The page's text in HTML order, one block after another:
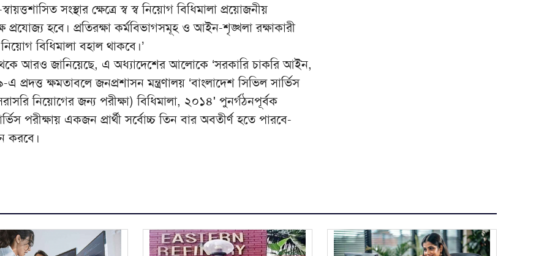
সংস্থার ক্ষেত্রে স্ব স্ব নিয়োগ বিধিমালা প্রয়োজনীয়
হবে। প্রতিরক্ষা কর্মবিভাগসমূহ ও আইন-শৃঙ্খলা রক্ষাকারী
নিয়োগ বিধিমালা বহাল থাকবে।’
থেকে আরও জানিয়েছে, এ অধ্যাদেশের আলোকে ‘সরকারি চাকরি আইন,
ক্ষমতাবলে জনপ্রশাসন মন্ত্রণালয় ‘বাংলাদেশ সিভিল সার্ভিস
নিয়োগের জন্য পরীক্ষা) বিধিমালা, ২০১৪' পুনর্গঠনপূর্বক
পরীক্ষায় একজন প্রার্থী সর্বোচ্চ তিন বার অবতীর্ণ হতে পারবে-
করবে।